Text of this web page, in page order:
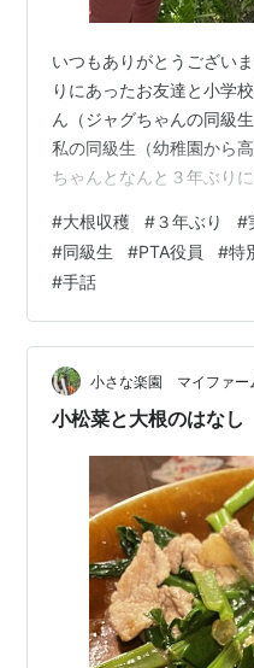
いつもありがとうござい
りにあったお友達と小学
ん（ジャグちゃんの同級
私の同級生（幼稚園から
ちゃんとなんと３年ぶり
えていませんでした。実
を合わせて実家で再会
ゃべりに花が咲きました
由来）も久しぶりにお友
いでおりました（笑）
つ遊んだかな？と…
#大根収穫 #３年ぶり #
#同級生 #PTA役員 #特
#手話
小さな楽園 マイファー
小松菜と大根のはなし